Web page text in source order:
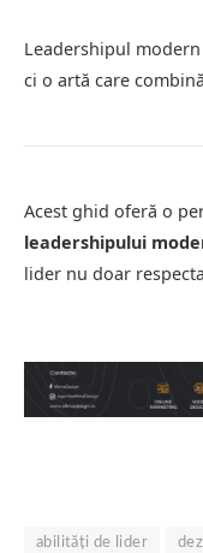
Leadershipul
ci o artă care
Acest ghid oferă o
leadershipului
lider nu doar
abilități de lider